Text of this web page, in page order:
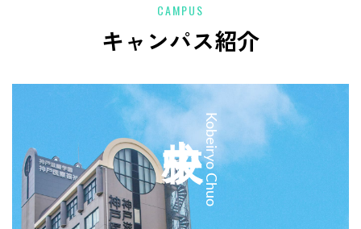
CAMPUS
キャンパス紹介
Kobeiryo Chuo